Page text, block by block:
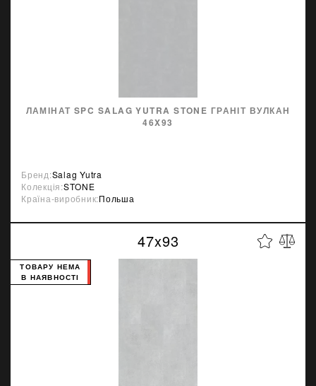
ЛАМІНАТ SPC SALAG YUTRA STONE ГРАНІТ ВУЛКАН
46X93
Бренд:Salag Yutra
Колекція:STONE
Країна-виробник:Польша
47x93
ТОВАРУ НЕМА
В НАЯВНОСТІ